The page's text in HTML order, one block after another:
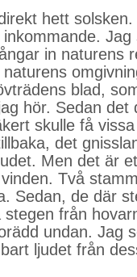
hett
in naturens
blad,
hör. Sedan det
skulle få
det
Men det är
Två
Sedan, de där
från
undan. Jag
ljudet från